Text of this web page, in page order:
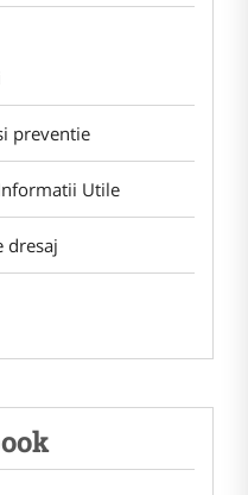
preventie
Utile
dresaj